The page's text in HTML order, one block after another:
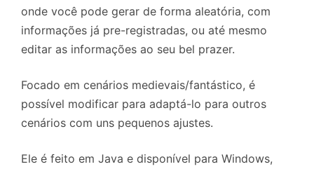
onde você pode gerar de forma aleatória, com
informações já pre-registradas, ou até mesmo
editar as informações ao seu bel prazer.
Focado em cenários medievais/fantástico, é
possível modificar para adaptá-lo para outros
cenários com uns pequenos ajustes.
Ele é feito em Java e disponível para Windows,